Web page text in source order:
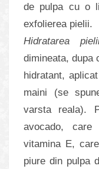
de pulpa cu o
exfolierea pielii.
Hidratarea
dimineata, dupa
hidratant,
maini (se
varsta reala).
avocado,
vitamina E,
piure din pulpa